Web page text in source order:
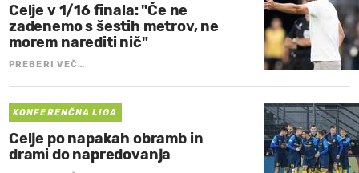
Celje v 1/16 finala: "Če ne
zadenemo s šestih metrov, ne
morem narediti nič"
PREBERI VEČ…
KONFERENČNA LIGA
Celje po napakah obramb in
drami do napredovanja